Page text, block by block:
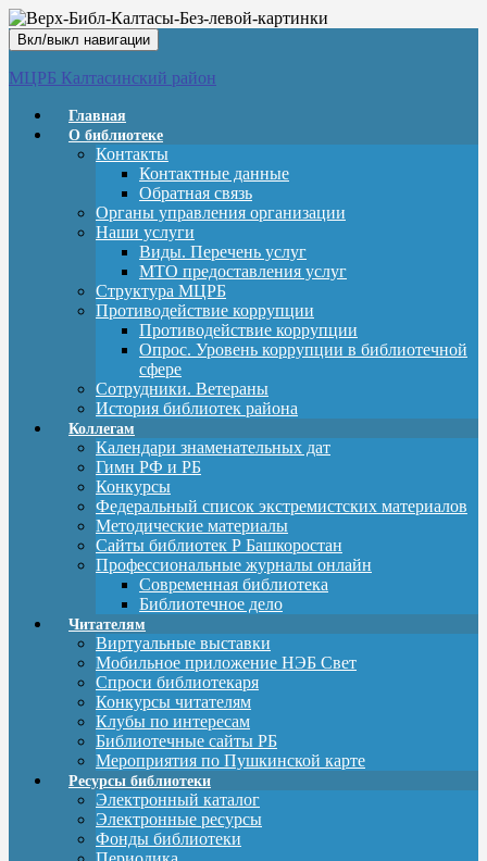
Вкл/выкл навигации
МЦРБ Калтасинский район
Главная
О библиотеке
Контакты
Контактные данные
Обратная связь
Органы управления организации
Наши услуги
Виды. Перечень услуг
МТО предоставления услуг
Структура МЦРБ
Противодействие коррупции
Противодействие коррупции
Опрос. Уровень коррупции в библиотечной
сфере
Сотрудники. Ветераны
История библиотек района
Коллегам
Календари знаменательных дат
Гимн РФ и РБ
Конкурсы
Федеральный список экстремистских материалов
Методические материалы
Сайты библиотек Р Башкоростан
Профессиональные журналы онлайн
Современная библиотека
Библиотечное дело
Читателям
Виртуальные выставки
Мобильное приложение НЭБ Свет
Спроси библиотекаря
Конкурсы читателям
Клубы по интересам
Библиотечные сайты РБ
Мероприятия по Пушкинской карте
Ресурсы библиотеки
Электронный каталог
Электронные ресурсы
Фонды библиотеки